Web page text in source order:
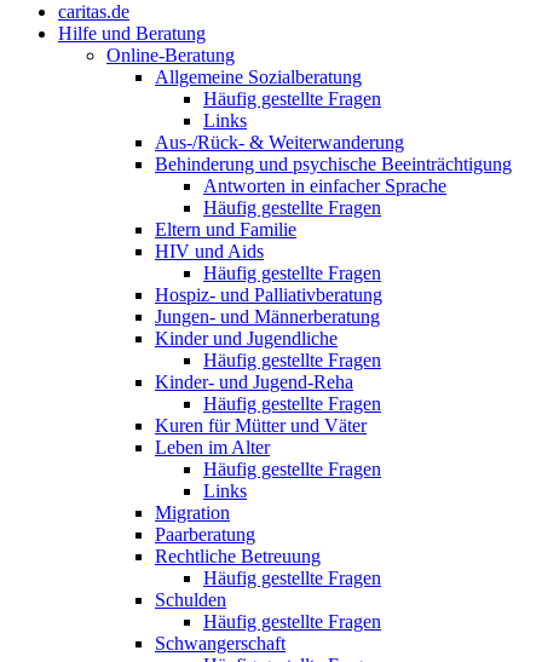
caritas.de
Hilfe und Beratung
Online-Beratung
Allgemeine Sozialberatung
Häufig gestellte Fragen
Links
Aus-/Rück- & Weiterwanderung
Behinderung und psychische Beeinträchtigung
Antworten in einfacher Sprache
Häufig gestellte Fragen
Eltern und Familie
HIV und Aids
Häufig gestellte Fragen
Hospiz- und Palliativberatung
Jungen- und Männerberatung
Kinder und Jugendliche
Häufig gestellte Fragen
Kinder- und Jugend-Reha
Häufig gestellte Fragen
Kuren für Mütter und Väter
Leben im Alter
Häufig gestellte Fragen
Links
Migration
Paarberatung
Rechtliche Betreuung
Häufig gestellte Fragen
Schulden
Häufig gestellte Fragen
Schwangerschaft